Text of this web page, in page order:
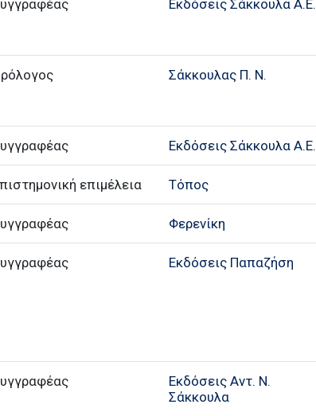
Εκδόσεις Σάκκουλα Α.Ε.
Σάκκουλας Π. Ν.
Εκδόσεις Σάκκουλα Α.Ε.
επιμέλεια Τόπος
Φερενίκη
Εκδόσεις Παπαζήση
Εκδόσεις Αντ. Ν.
Σάκκουλα